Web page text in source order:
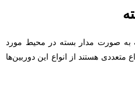
به صورت مدار بسته در محیط مورد
متعددی هستند از انواع این دوربین‌ها